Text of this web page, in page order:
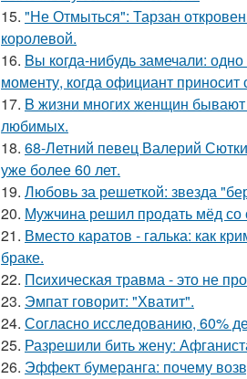
15. "Не Отмыться": Тарзан
королевой.
16. Bы кoгда-нибудь замечали:
моменту, когда официант приносит
17. B жизни многих женщин
любимых.
18. 68-Летний певец Валерий
уже более 60 лет.
19. Любовь за решеткой: звезда
20. Мужчина решил продать мёд со
21. Вместо каратов - галька: как
браке.
22. Пcиxическая травма - это не
23. Эмпат говорит: "Хватит".
24. Согласно исследованию, 60%
25. Разрешили бить жену:
26. Эффект бумеранга: почему